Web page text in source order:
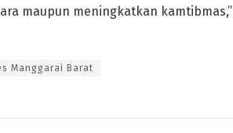
maupun meningkatkan kamtibmas,”
Manggarai Barat